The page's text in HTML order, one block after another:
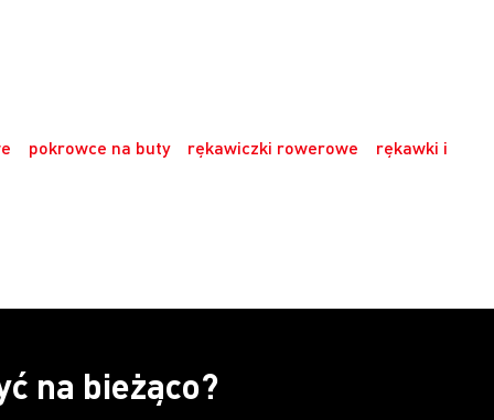
pokrowce na buty rękawiczki rowerowe rękawki i
na bieżąco?